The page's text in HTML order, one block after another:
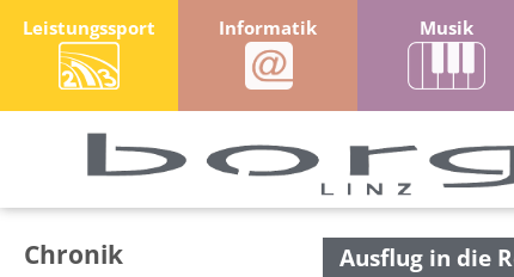
Leistungssport Informatik Musik
Chronik Ausflug in die